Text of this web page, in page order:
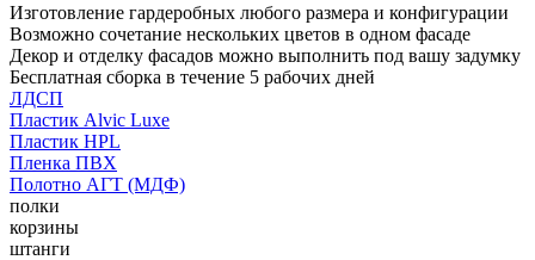
Изготовление гардеробных любого размера и конфигурации
Возможно сочетание нескольких цветов в одном фасаде
Декор и отделку фасадов можно выполнить под вашу задумку
Бесплатная сборка в течение 5 рабочих дней
ЛДСП
Пластик Alvic Luxe
Пластик HPL
Пленка ПВХ
Полотно АГТ (МДФ)
полки
корзины
штанги